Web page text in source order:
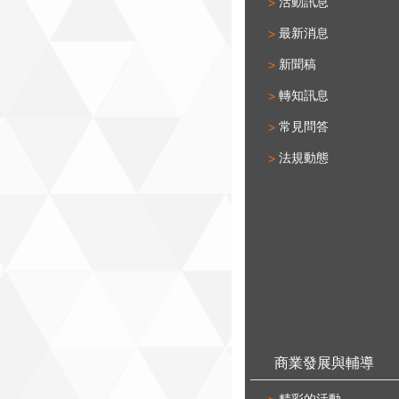
最新消息
新聞稿
轉知訊息
常見問答
法規動態
商業發展與輔導